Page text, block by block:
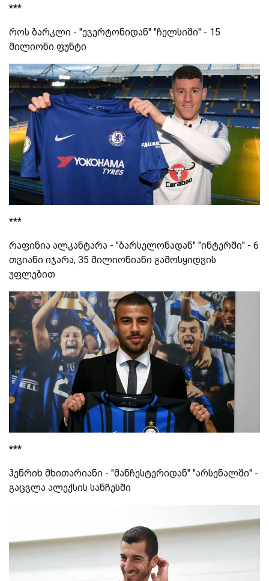
***
როს ბარკლი - "ევერტონიდან" "ჩელსიში" - 15
მილიონი ფუნტი
***
რაფინია ალკანტარა - "ბარსელონადან" "ინტერში" - 6
თვიანი იჯარა, 35 მილიონიანი გამოსყიდვის
უფლებით
***
ჰენრიხ მხითარიანი - "მანჩესტერიდან" "არსენალში" -
გაცვლა ალექსის სანჩესში